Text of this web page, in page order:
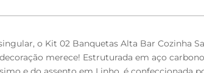
o Kit 02 Banquetas Alta Bar Cozinha
merece! Estruturada em aço